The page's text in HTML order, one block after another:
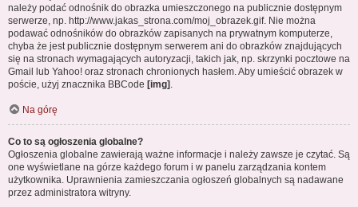
należy podać odnośnik do obrazka umieszczonego na publicznie dostępnym
serwerze, np. http://www.jakas_strona.com/moj_obrazek.gif. Nie można
podawać odnośników do obrazków zapisanych na prywatnym komputerze,
chyba że jest publicznie dostępnym serwerem ani do obrazków znajdujących
się na stronach wymagających autoryzacji, takich jak, np. skrzynki pocztowe na
Gmail lub Yahoo! oraz stronach chronionych hasłem. Aby umieścić obrazek w
poście, użyj znacznika BBCode [img]
Na górę
Co to są ogłoszenia globalne?
Ogłoszenia globalne zawierają ważne informacje i należy zawsze je czytać. Są
one wyświetlane na górze każdego forum i w panelu zarządzania kontem
użytkownika. Uprawnienia zamieszczania ogłoszeń globalnych są nadawane
przez administratora witryny.